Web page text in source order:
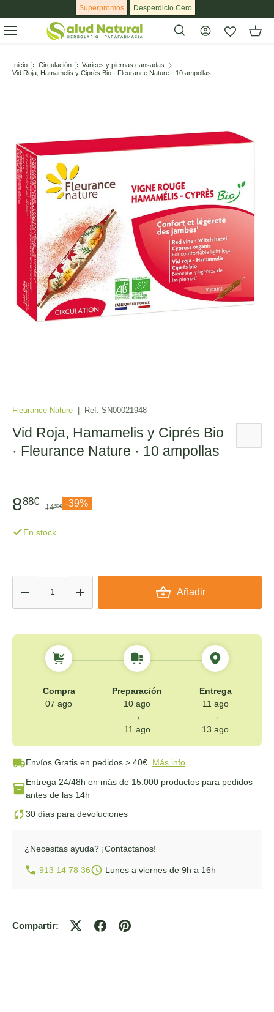
Ir al contenido
Superpromos Desperdicio Cero
Inicio Circulación
Varices y piernas cansadas
Vid Roja, Hamamelis y Ciprés Bio · Fleurance Nature · 10 ampollas
Fleurance Nature | Ref: SN00021948
Vid Roja, Hamamelis y Ciprés Bio
· Fleurance Nature · 10 ampollas
888€
1450€ -39%
En stock
Añadir
+
Compra
07 ago
Preparación
10 ago
→
11 ago
Entrega
11 ago
→
13 ago
Envíos Gratis en pedidos > 40€. Más info
Entrega 24/48h en más de 15.000 productos para pedidos
antes de las 14h
30 días para devoluciones
¿Necesitas ayuda? ¡Contáctanos!
913 14 78 36 Lunes a viernes de 9h a 16h
Compartir: